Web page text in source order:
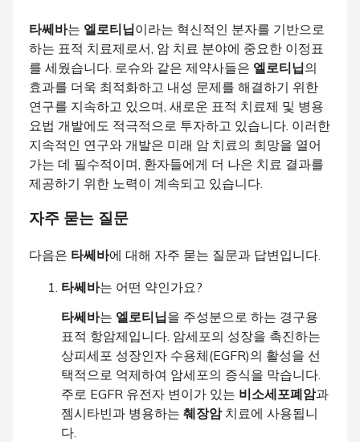
타쎄바는 엘로티닙이라는 혁신적인 분자를 기반으로
하는 표적 치료제로서, 암 치료 분야에 중요한 이정표
를 세웠습니다. 로슈와 같은 제약사들은 엘로티닙의
효과를 더욱 최적화하고 내성 문제를 해결하기 위한
연구를 지속하고 있으며, 새로운 표적 치료제 및 병용
요법 개발에도 적극적으로 투자하고 있습니다. 이러한
지속적인 연구와 개발은 미래 암 치료의 희망을 열어
가는 데 필수적이며, 환자들에게 더 나은 치료 결과를
제공하기 위한 노력이 계속되고 있습니다.
자주 묻는 질문
다음은 타쎄바에 대해 자주 묻는 질문과 답변입니다.
타쎄바는 어떤 약인가요?
타쎄바는 엘로티닙을 주성분으로 하는 경구용
표적 항암제입니다. 암세포의 성장을 촉진하는
상피세포 성장인자 수용체(EGFR)의 활성을 선
택적으로 억제하여 암세포의 증식을 막습니다.
주로 EGFR 유전자 변이가 있는 비소세포폐암과
젬시타빈과 병용하는 췌장암치료에 사용됩니
다.